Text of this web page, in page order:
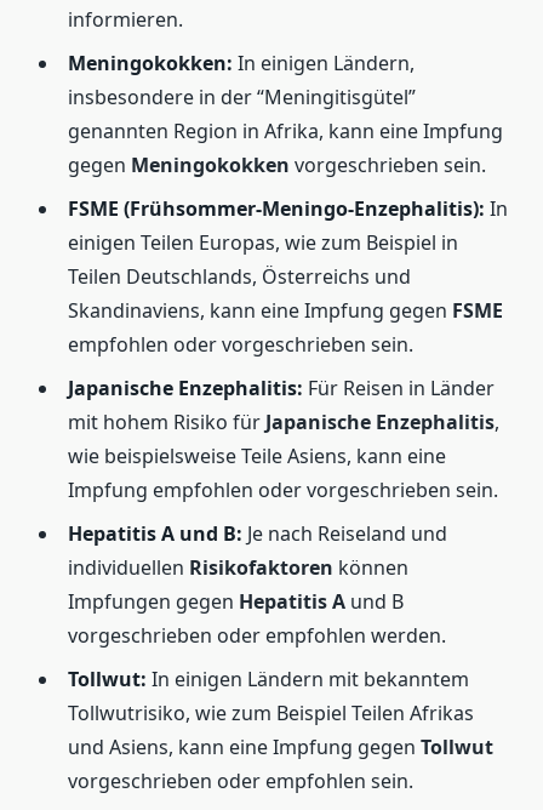
informieren.
Meningokokken: In einigen Ländern,
insbesondere in der “Meningitisgütel”
genannten Region in Afrika, kann eine Impfung
gegen Meningokokken vorgeschrieben sein.
FSME (Frühsommer-Meningo-Enzephalitis): In
einigen Teilen Europas, wie zum Beispiel in
Teilen Deutschlands, Österreichs und
Skandinaviens, kann eine Impfung gegen FSME
empfohlen oder vorgeschrieben sein.
Japanische Enzephalitis: Für Reisen in Länder
mit hohem Risiko für Japanische Enzephalitis,
wie beispielsweise Teile Asiens, kann eine
Impfung empfohlen oder vorgeschrieben sein.
Hepatitis A und B: Je nach Reiseland und
individuellen Risikofaktoren können
Impfungen gegen Hepatitis A und B
vorgeschrieben oder empfohlen werden.
Tollwut: In einigen Ländern mit bekanntem
Tollwutrisiko, wie zum Beispiel Teilen Afrikas
und Asiens, kann eine Impfung gegen Tollwut
vorgeschrieben oder empfohlen sein.